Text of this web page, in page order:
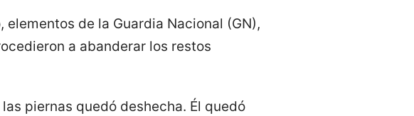
de la Guardia Nacional (GN),
a abanderar los restos
piernas quedó deshecha. Él quedó